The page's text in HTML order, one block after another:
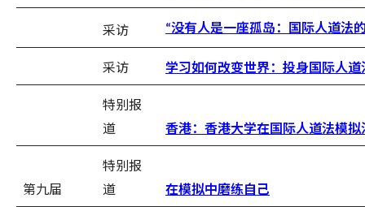
采访 “没有人是一座孤岛：国际人道法
采访
学习如何改变世界：投身国际人
特别报
道
香港：香港大学在国际人道法模
第九届
特别报
道
在模拟中磨练自己